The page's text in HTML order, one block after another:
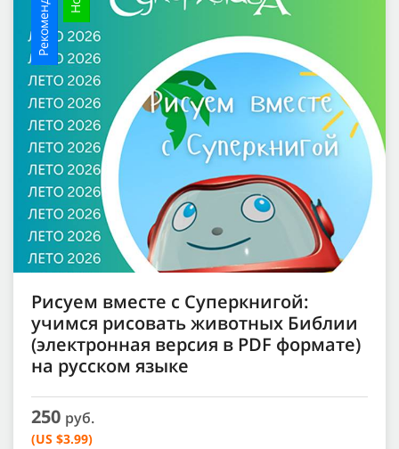
Рисуем вместе с Суперкнигой:
учимся рисовать животных Библии
(электронная версия в PDF формате)
на русском языке
250 руб.
(US $3.99)